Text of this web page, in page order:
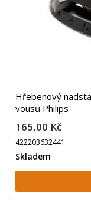
Hřebenový
vousů Philips
165,00 Kč
422203632441
Skladem